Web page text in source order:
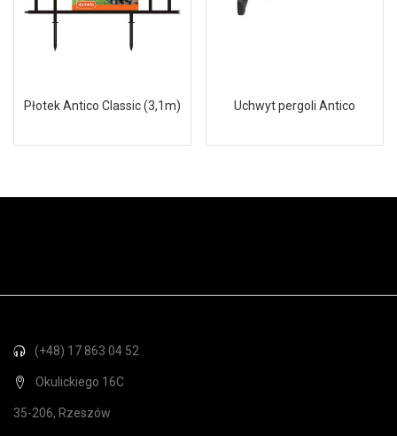
Płotek Antico Classic (3,1m) Uchwyt pergoli Antico
(+48) 17 863 04 52
Okulickiego 16C
35-206, Rzeszów